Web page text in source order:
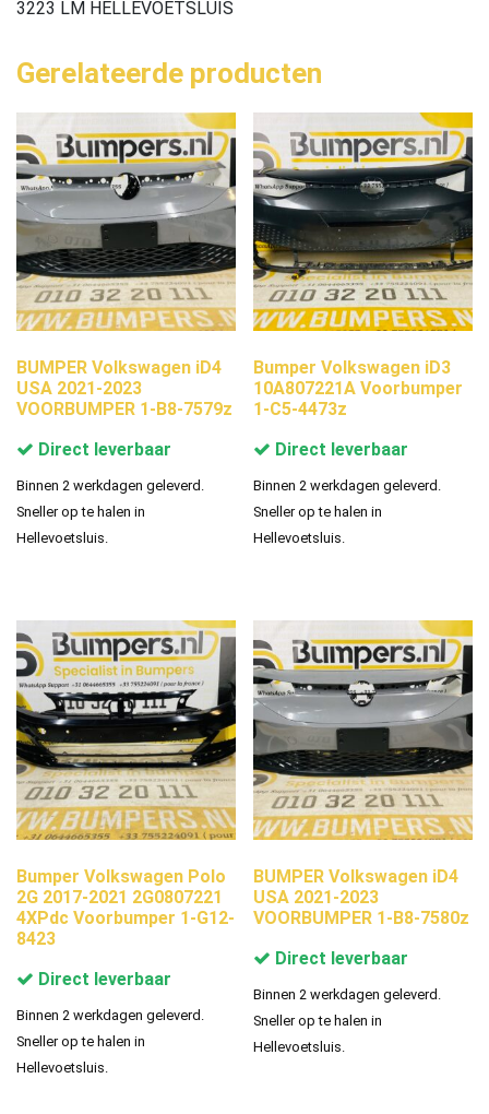
3223 LM HELLEVOETSLUIS
Gerelateerde producten
BUMPER Volkswagen iD4
USA 2021-2023
VOORBUMPER 1-B8-7579z
Direct leverbaar
Binnen 2 werkdagen geleverd.
Sneller op te halen in
Hellevoetsluis.
Bumper Volkswagen iD3
10A807221A Voorbumper
1-C5-4473z
Direct leverbaar
Binnen 2 werkdagen geleverd.
Sneller op te halen in
Hellevoetsluis.
Bumper Volkswagen Polo
2G 2017-2021 2G0807221
4XPdc Voorbumper 1-G12-
8423
Direct leverbaar
Binnen 2 werkdagen geleverd.
Sneller op te halen in
Hellevoetsluis.
BUMPER Volkswagen iD4
USA 2021-2023
VOORBUMPER 1-B8-7580z
Direct leverbaar
Binnen 2 werkdagen geleverd.
Sneller op te halen in
Hellevoetsluis.